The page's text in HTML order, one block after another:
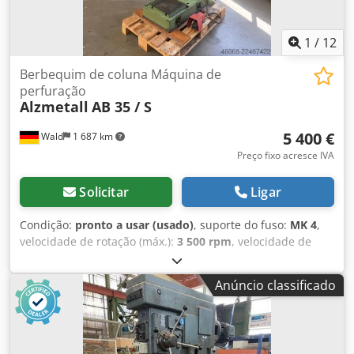
1 / 12
Wald 1 687 km
Berbequim de coluna Máquina de
perfuração
Alzmetall AB 35 / S
5 400 €
Preço fixo acresce IVA
Solicitar Ligar
Condição: pronto a usar (usado), suporte do fuso: MK 4,
velocidade de rotação (máx.): 3 500 rpm, velocidade de
, profundidade da garganta:
mm, Alzmetall AB 35 / S – Furadeira de coluna Curso do
pinhão: 180 mm Braço: 300 mm Porta-broca: MK 4 Mandril:
3-16 mm Velocidade variável: 130 - 3500 rpm Avanço: 0,1 -
0,2 - 0,3 mm/rev Dispositivo de corte de roscas Unidade de
refrigeração Morsa Pode visitar-nos para uma inspeção.
Anúncio classificado